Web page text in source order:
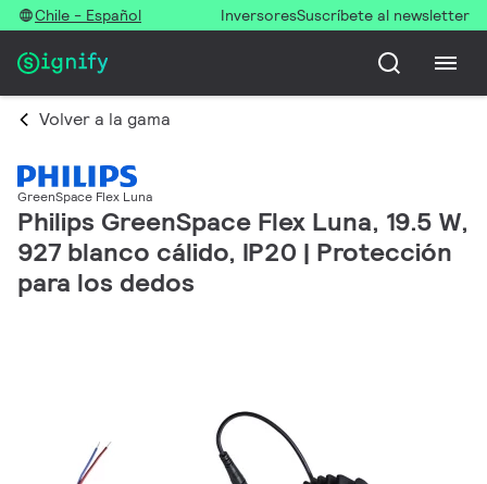
Chile - Español InversoresSuscríbete al newsletter
Volver a la gama
GreenSpace Flex Luna
Philips GreenSpace Flex Luna, 19.5 W,
927 blanco cálido, IP20 | Protección
para los dedos